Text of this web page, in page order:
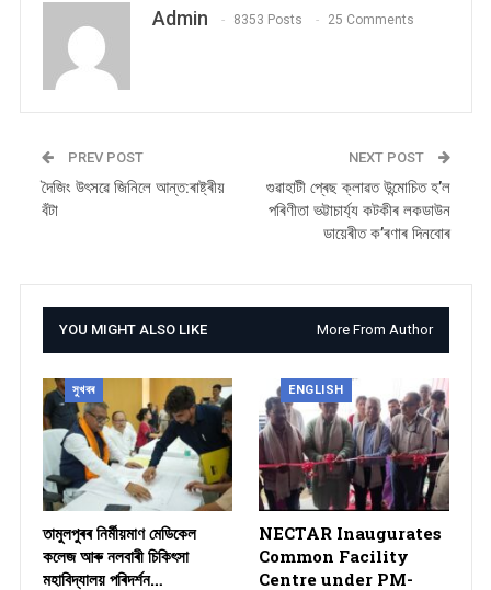
Admin 8353 Posts 25 Comments
PREV POST
দৈজিং উৎসৱে জিনিলে আন্ত:ৰাষ্ট্ৰীয়
বঁটা
NEXT POST
গুৱাহাটী প্ৰেছ ক্লাৱত উন্মোচিত হ’ল
পৰিণীতা ভট্টাচাৰ্য্য কটকীৰ লকডাউন
ডায়েৰীত ক’ৰণাৰ দিনবোৰ
YOU MIGHT ALSO LIKE More From Author
সুখবৰ
তামুলপুৰৰ নিৰ্মীয়মাণ মেডিকেল
কলেজ আৰু নলবাৰী চিকিৎসা
মহাবিদ্যালয় পৰিদৰ্শন…
ENGLISH
NECTAR Inaugurates
Common Facility
Centre under PM-